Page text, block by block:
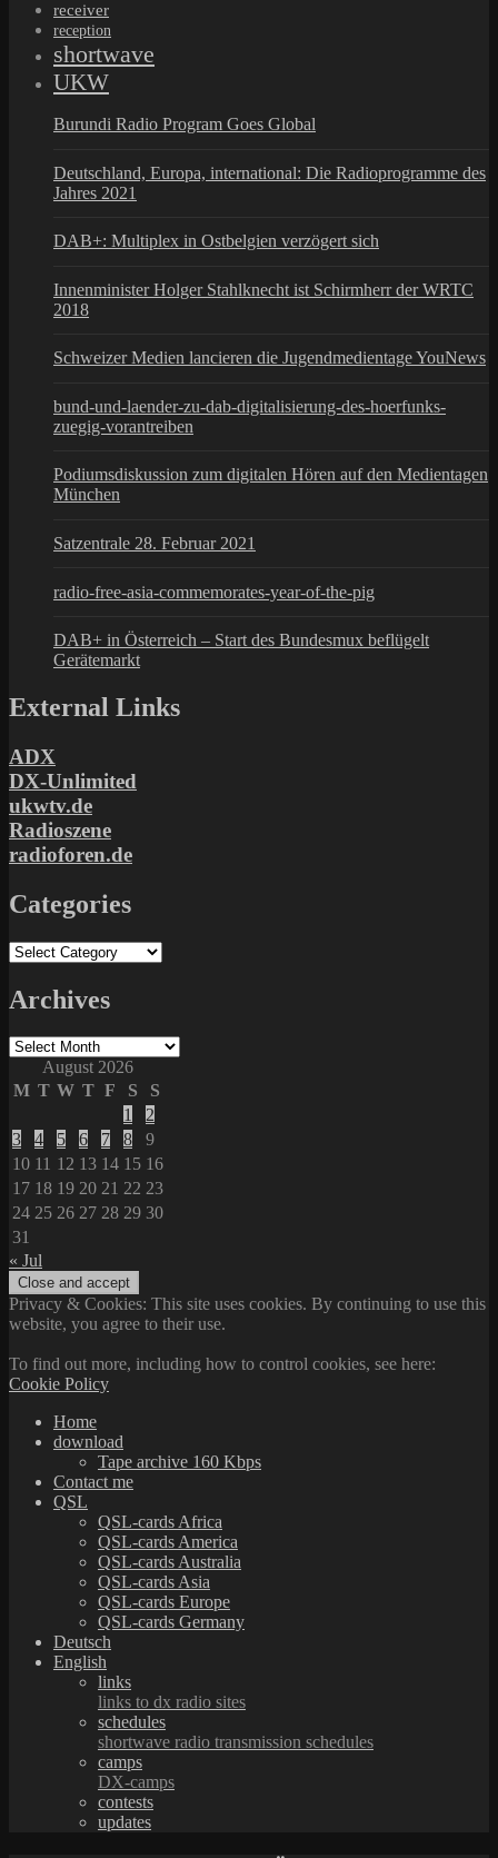
receiver
reception
shortwave
UKW
Burundi Radio Program Goes Global
Deutschland, Europa, international: Die Radioprogramme des
Jahres 2021
DAB+: Multiplex in Ostbelgien verzögert sich
Innenminister Holger Stahlknecht ist Schirmherr der WRTC
2018
Schweizer Medien lancieren die Jugendmedientage YouNews
bund-und-laender-zu-dab-digitalisierung-des-hoerfunks-
zuegig-vorantreiben
Podiumsdiskussion zum digitalen Hören auf den Medientagen
München
Satzentrale 28. Februar 2021
radio-free-asia-commemorates-year-of-the-pig
DAB+ in Österreich – Start des Bundesmux beflügelt
Gerätemarkt
External Links
ADX
DX-Unlimited
ukwtv.de
Radioszene
radioforen.de
Categories
Categories
Archives
Archives
August 2026
M T W T F S
S
1
2
3
4 5 6 7 8
9
10 11 12 13 14 15 16
17 18 19 20 21 22 23
24 25 26 27 28 29 30
31
« Jul
Privacy & Cookies: This site uses cookies. By continuing to use this
website, you agree to their use.
To find out more, including how to control cookies, see here:
Cookie Policy
Home
download
Tape archive 160 Kbps
Contact me
QSL
QSL-cards Africa
QSL-cards America
QSL-cards Australia
QSL-cards Asia
QSL-cards Europe
QSL-cards Germany
Deutsch
English
links
links to dx radio sites
schedules
shortwave radio transmission schedules
camps
DX-camps
contests
updates